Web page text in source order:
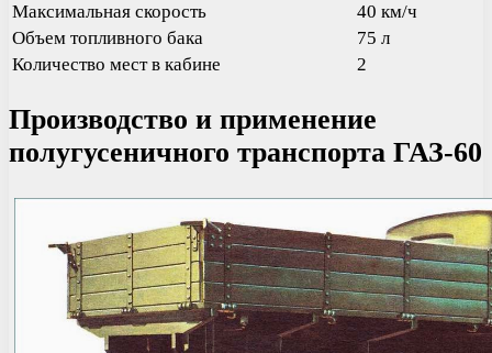
Максимальная скорость
40 км/ч
Объем топливного бака
75 л
Количество мест в кабине
2
Производство и применение
полугусеничного транспорта ГАЗ-60